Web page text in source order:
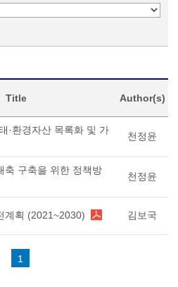
Title Author(s)
·환경자산 목록화 및 가
천정윤
축 구축을 위한 정책방
천정윤
계획 (2021~2030) 김보국
1